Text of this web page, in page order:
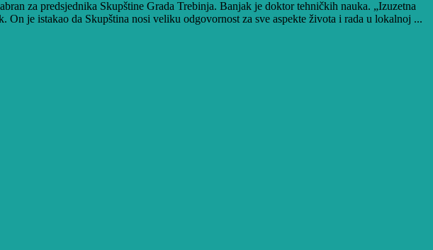
za predsjednika Skupštine Grada Trebinja. Banjak je doktor tehničkih nauka. „Izuzetna
On je istakao da Skupština nosi veliku odgovornost za sve aspekte života i rada u lokalnoj ...